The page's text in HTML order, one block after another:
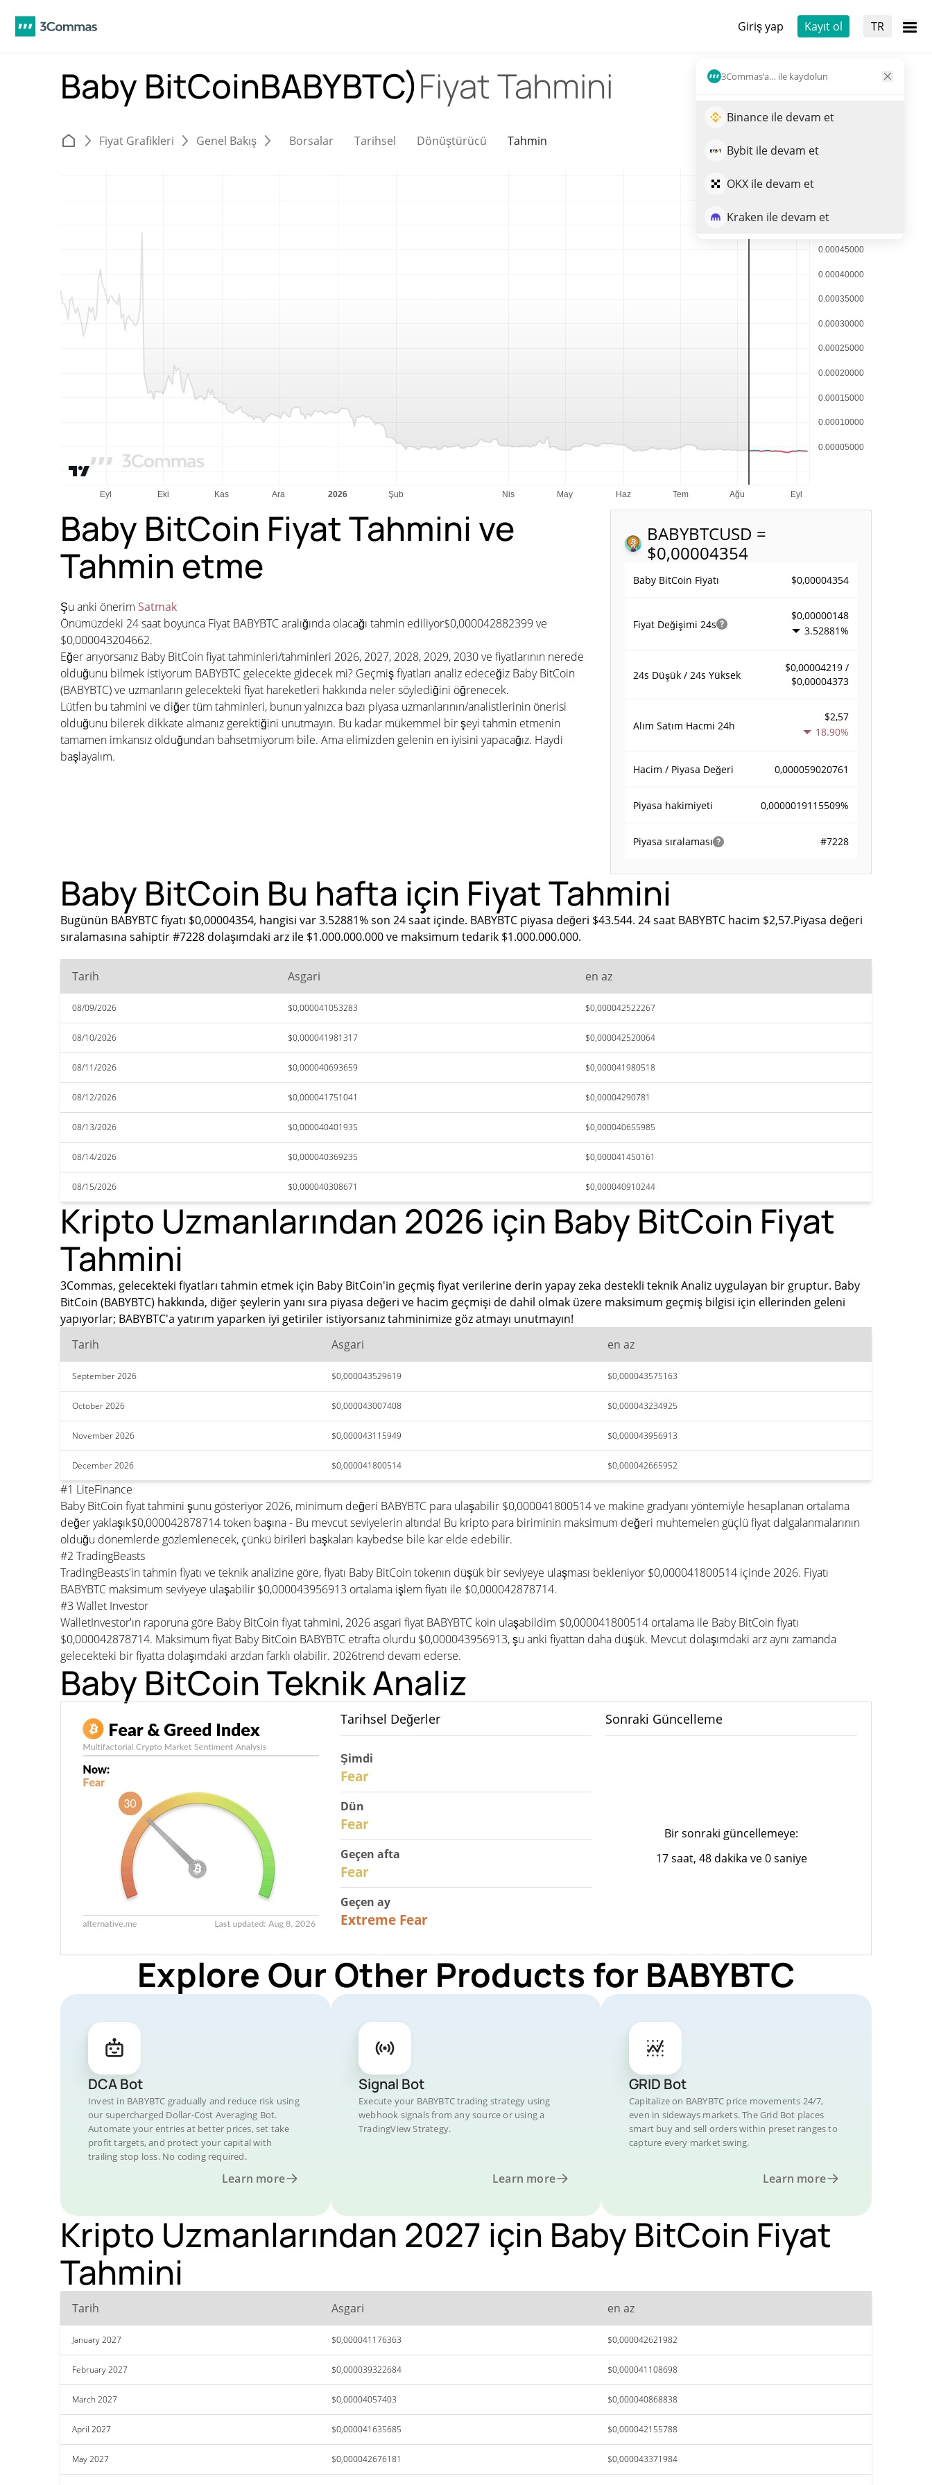
Giriş yap Kayıt ol TR
3Commas’a… ile kaydolun
Binance ile devam et
Bybit ile devam et
OKX ile devam et
Kraken ile devam et
Baby BitCoinBABYBTC)Fiyat Tahmini
Fiyat Grafikleri Genel Bakış Borsalar Tarihsel Dönüştürücü Tahmin
BABYBTCUSD =
$0,00004354
Baby BitCoin Fiyatı $0,00004354
Fiyat Değişimi 24s
$0,00000148
3.52881%
24s Düşük / 24s Yüksek
$0,00004219 /
$0,00004373
Alım Satım Hacmi 24h
$2,57
18.90%
Hacim / Piyasa Değeri 0,000059020761
Piyasa hakimiyeti 0,0000019115509%
Piyasa sıralaması #7228
Baby BitCoin Fiyat Tahmini ve
Tahmin etme
Şu anki önerim Satmak
Önümüzdeki 24 saat boyunca Fiyat BABYBTC aralığında olacağı tahmin ediliyor$0,000042882399 ve
$0,000043204662.
Eğer arıyorsanız Baby BitCoin fiyat tahminleri/tahminleri 2026, 2027, 2028, 2029, 2030 ve fiyatlarının nerede
olduğunu bilmek istiyorum BABYBTC gelecekte gidecek mi? Geçmiş fiyatları analiz edeceğiz Baby BitCoin
(BABYBTC) ve uzmanların gelecekteki fiyat hareketleri hakkında neler söylediğini öğrenecek.
Lütfen bu tahmini ve diğer tüm tahminleri, bunun yalnızca bazı piyasa uzmanlarının/analistlerinin önerisi
olduğunu bilerek dikkate almanız gerektiğini unutmayın. Bu kadar mükemmel bir şeyi tahmin etmenin
tamamen imkansız olduğundan bahsetmiyorum bile. Ama elimizden gelenin en iyisini yapacağız. Haydi
başlayalım.
Baby BitCoin Bu hafta için Fiyat Tahmini
Bugünün BABYBTC fiyatı $0,00004354, hangisi var 3.52881% son 24 saat içinde. BABYBTC piyasa değeri $43.544. 24 saat BABYBTC hacim $2,57.Piyasa değeri
sıralamasına sahiptir #7228 dolaşımdaki arz ile $1.000.000.000 ve maksimum tedarik $1.000.000.000.
Tarih Asgari en az
08/09/2026 $0,000041053283 $0,000042522267
08/10/2026 $0,000041981317 $0,000042520064
08/11/2026 $0,000040693659 $0,000041980518
08/12/2026 $0,000041751041 $0,00004290781
08/13/2026 $0,000040401935 $0,000040655985
08/14/2026 $0,000040369235 $0,000041450161
08/15/2026 $0,000040308671 $0,000040910244
Kripto Uzmanlarından 2026 için Baby BitCoin Fiyat
Tahmini
3Commas, gelecekteki fiyatları tahmin etmek için Baby BitCoin'in geçmiş fiyat verilerine derin yapay zeka destekli teknik Analiz uygulayan bir gruptur. Baby
BitCoin (BABYBTC) hakkında, diğer şeylerin yanı sıra piyasa değeri ve hacim geçmişi de dahil olmak üzere maksimum geçmiş bilgisi için ellerinden geleni
yapıyorlar; BABYBTC'a yatırım yaparken iyi getiriler istiyorsanız tahminimize göz atmayı unutmayın!
Tarih
Asgari en az
September 2026 $0,000043529619 $0,000043575163
October 2026 $0,000043007408 $0,000043234925
November 2026 $0,000043115949 $0,000043956913
December 2026 $0,000041800514 $0,000042665952
#1 LiteFinance
Baby BitCoin fiyat tahmini şunu gösteriyor 2026, minimum değeri BABYBTC para ulaşabilir $0,000041800514 ve makine gradyanı yöntemiyle hesaplanan ortalama
değer yaklaşık$0,000042878714 token başına - Bu mevcut seviyelerin altında! Bu kripto para biriminin maksimum değeri muhtemelen güçlü fiyat dalgalanmalarının
olduğu dönemlerde gözlemlenecek, çünkü birileri başkaları kaybedse bile kar elde edebilir.
#2 TradingBeasts
TradingBeasts'in tahmin fiyatı ve teknik analizine göre, fiyatı Baby BitCoin tokenın düşük bir seviyeye ulaşması bekleniyor $0,000041800514 içinde 2026. Fiyatı
BABYBTC maksimum seviyeye ulaşabilir $0,000043956913 ortalama işlem fiyatı ile $0,000042878714.
#3 Wallet Investor
WalletInvestor'ın raporuna göre Baby BitCoin fiyat tahmini, 2026 asgari fiyat BABYBTC koin ulaşabildim $0,000041800514 ortalama ile Baby BitCoin fiyatı
$0,000042878714. Maksimum fiyat Baby BitCoin BABYBTC etrafta olurdu $0,000043956913, şu anki fiyattan daha düşük. Mevcut dolaşımdaki arz aynı zamanda
gelecekteki bir fiyatta dolaşımdaki arzdan farklı olabilir. 2026trend devam ederse.
Baby BitCoin Teknik Analiz
Tarihsel Değerler
Şimdi
Fear
Dün
Fear
Geçen afta
Fear
Geçen ay
Extreme Fear
Sonraki Güncelleme
Bir sonraki güncellemeye:
17 saat, 48 dakika ve 0 saniye
Explore Our Other Products for BABYBTC
DCA Bot
Invest in BABYBTC gradually and reduce risk using
our supercharged Dollar-Cost Averaging Bot.
Automate your entries at better prices, set take
profit targets, and protect your capital with
trailing stop loss. No coding required.
Learn more
Signal Bot
Execute your BABYBTC trading strategy using
webhook signals from any source or using a
TradingView Strategy.
Learn more
GRID Bot
Capitalize on BABYBTC price movements 24/7,
even in sideways markets. The Grid Bot places
smart buy and sell orders within preset ranges to
capture every market swing.
Learn more
Kripto Uzmanlarından 2027 için Baby BitCoin Fiyat
Tahmini
Tarih Asgari en az
January 2027 $0,000041176363 $0,000042621982
February 2027 $0,000039322684 $0,000041108698
March 2027 $0,00004057403 $0,000040868838
April 2027 $0,000041635685 $0,000042155788
May 2027 $0,000042676181 $0,000043371984